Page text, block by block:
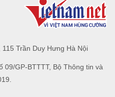
Trần Duy Hưng Hà Nội
09/GP-BTTTT, Bộ Thông tin và